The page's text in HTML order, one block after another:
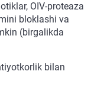
OIV-proteaza
bloklashi va
(birgalikda
bilan